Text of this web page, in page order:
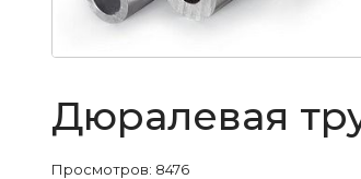
Дюралевая
Просмотров: 8476